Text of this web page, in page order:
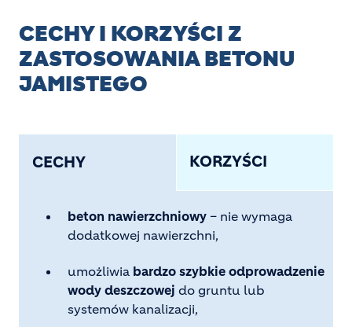
CECHY I KORZYŚCI Z
ZASTOSOWANIA BETONU
JAMISTEGO
CECHY KORZYŚCI
beton nawierzchniowy – nie wymaga
dodatkowej nawierzchni,
umożliwia bardzo szybkie odprowadzenie
wody deszczowej do gruntu lub
systemów kanalizacji,